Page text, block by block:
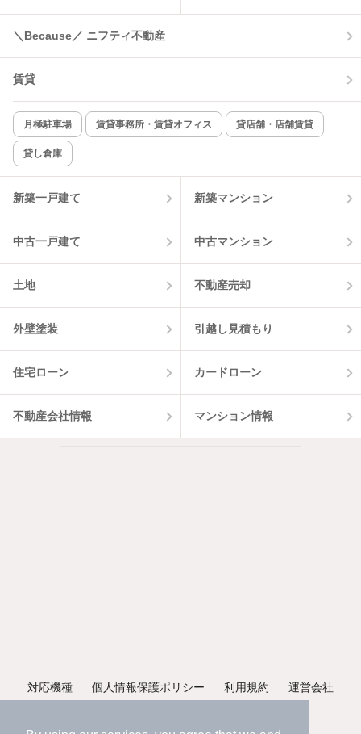
コンロ2口以上
新着のみ インターネット無料
該当件数:
1件
＼Because／ ニフティ不動産
賃貸
月極駐車場 賃貸事務所・賃貸オフィス 貸店舗・店舗賃貸
貸し倉庫
新築一戸建て 新築マンション
中古一戸建て 中古マンション
土地 不動産売却
外壁塗装 引越し見積もり
住宅ローン カードローン
不動産会社情報 マンション情報
対応機種 個人情報保護ポリシー 利用規約 運営会社